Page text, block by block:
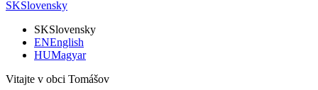
SKSlovensky
SKSlovensky
ENEnglish
HUMagyar
Vitajte v obci Tomášov